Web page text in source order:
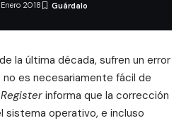
2018
la última década, sufren un error
es necesariamente fácil de
informa que la corrección
sistema operativo, e incluso